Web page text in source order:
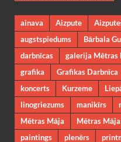
ainava Aizpute
augstspiedums
Bārbala
darbnīcas
galerija Mētras
grafika
Grafikas Darbnīca
koncerts
Kurzeme
linogriezums
manikīrs
Mētras Māja
Mētras
paintings
plenērs